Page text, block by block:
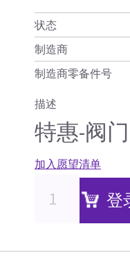
状态
制造商
制造商零备件号
描述
特惠-阀
加入愿望清单
登